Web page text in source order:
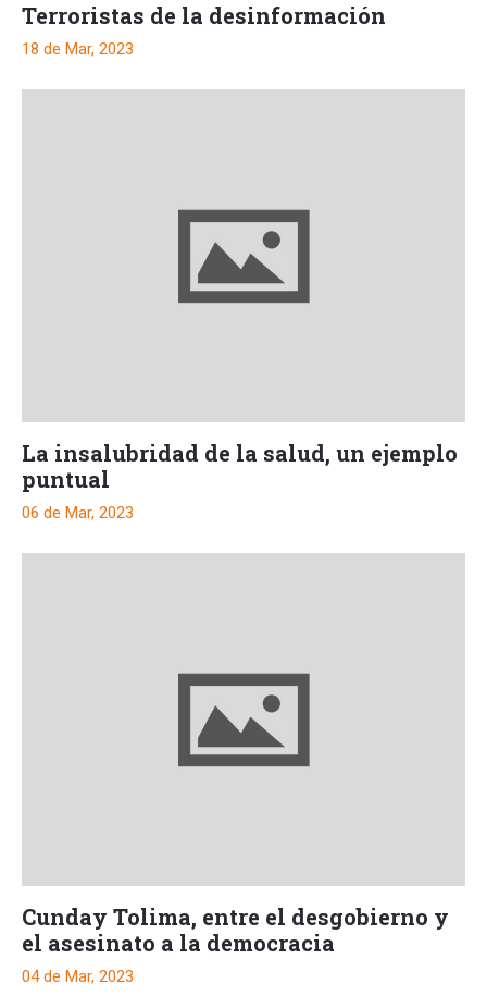
Terroristas de la desinformación
18 de Mar, 2023
La insalubridad de la salud, un ejemplo
puntual
06 de Mar, 2023
Cunday Tolima, entre el desgobierno y
el asesinato a la democracia
04 de Mar, 2023